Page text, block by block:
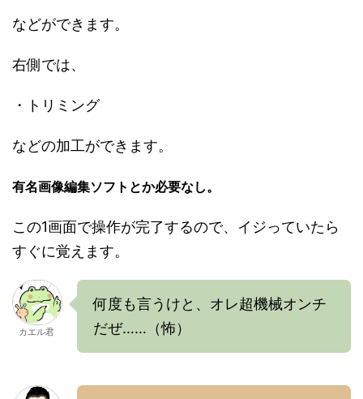
などができます。
右側では、
・トリミング
などの加工ができます。
有名画像編集ソフトとか必要なし。
この1画面で操作が完了するので、イジっていたら
すぐに覚えます。
カエル君
何度も言うけと、オレ超機械オンチ
だぜ……（怖）